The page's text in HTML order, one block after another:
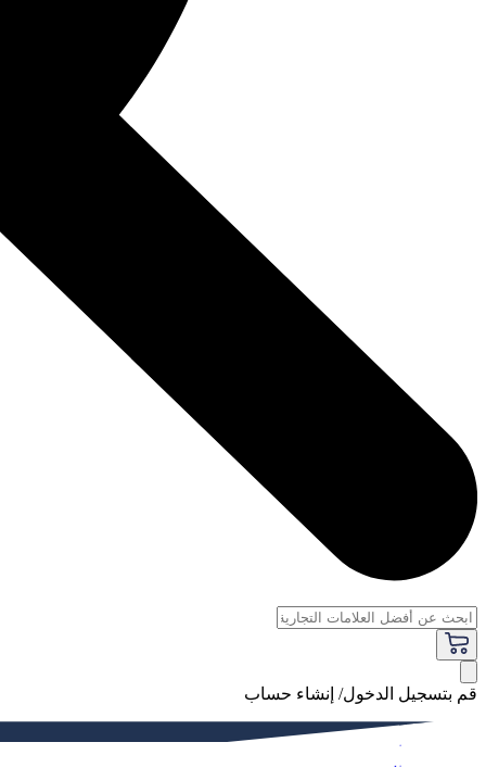
قم بتسجيل الدخول/ إنشاء حساب
فاخر
النساء
الرجال